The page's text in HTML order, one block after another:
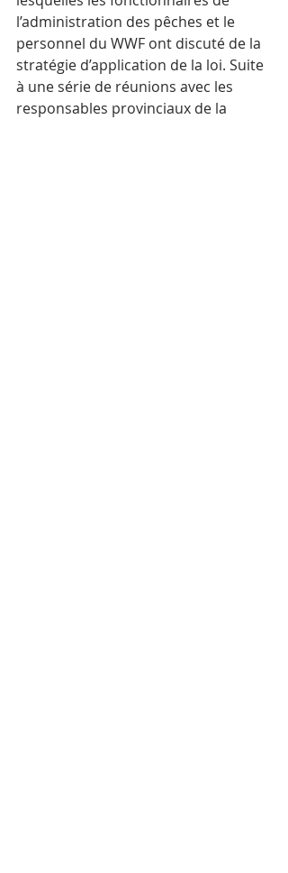
l’administration des pêches et le
personnel du WWF ont discuté de la
stratégie d’application de la loi. Suite
à une série de réunions avec les
responsables provinciaux de la